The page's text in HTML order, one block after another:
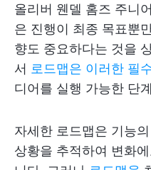
올리버 웬델 홈즈 주니
은 진행이 최종 목표뿐
향도 중요하다는 것을
서 로드맵은 이러한 필
디어를 실행 가능한 단
자세한 로드맵은 기능
상황을 추적하여 변화